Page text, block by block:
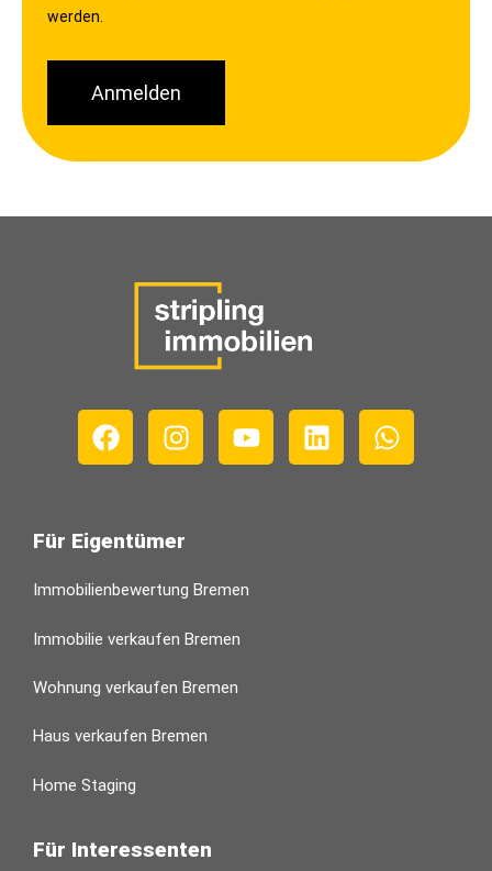
werden.
Anmelden
Für Eigentümer
Immobilienbewertung Bremen
Immobilie verkaufen Bremen
Wohnung verkaufen Bremen
Haus verkaufen Bremen
Home Staging
Für Interessenten